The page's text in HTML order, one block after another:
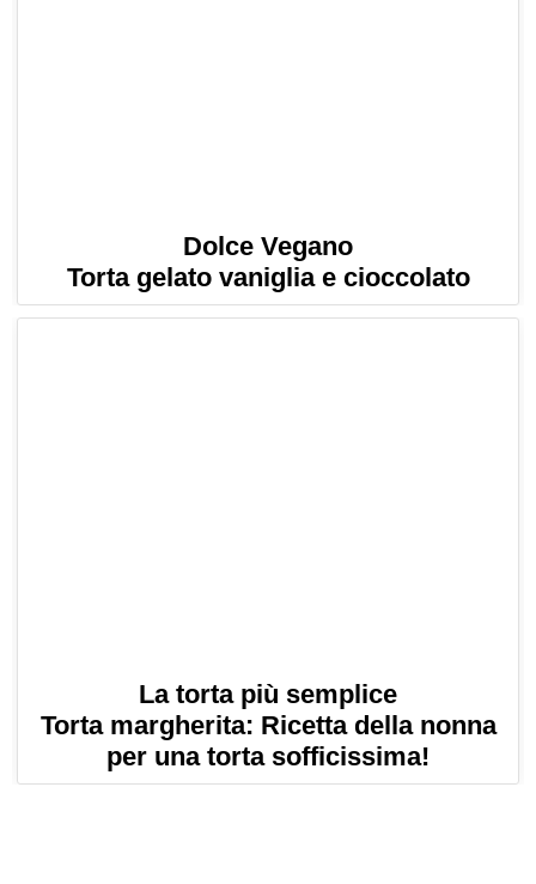
Dolce Vegano
Torta gelato vaniglia e cioccolato
La torta più semplice
Torta margherita: Ricetta della nonna
per una torta sofficissima!